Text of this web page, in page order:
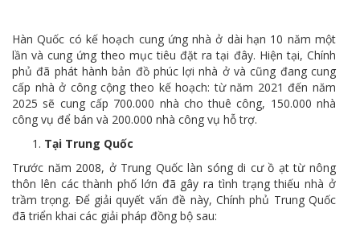
Hàn Quốc có kế hoạch cung ứng nhà ở dài hạn 10 năm một
lần và cung ứng theo mục tiêu đặt ra tại đây. Hiện tại, Chính
phủ đã phát hành bản đồ phúc lợi nhà ở và cũng đang cung
cấp nhà ở công cộng theo kế hoạch: từ năm 2021 đến năm
2025 sẽ cung cấp 700.000 nhà cho thuê công, 150.000 nhà
công vụ để bán và 200.000 nhà công vụ hỗ trợ.
Tại Trung Quốc
Trước năm 2008, ở Trung Quốc làn sóng di cư ồ ạt từ nông
thôn lên các thành phố lớn đã gây ra tình trạng thiếu nhà ở
trầm trọng. Để giải quyết vấn đề này, Chính phủ Trung Quốc
đã triển khai các giải pháp đồng bộ sau: